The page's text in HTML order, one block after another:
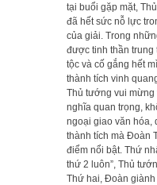
tại buổi gặp mặt,
đã hết sức nỗ lực
của giải. Trong
được tinh thần trung
tộc và cố gắng hết
thành tích vinh
Thủ tướng vui mừng
nghĩa quan trọng,
ngoại giao văn hóa,
thành tích mà Đoàn
điểm nổi bật. Thứ
thứ 2 luôn”, Thủ
Thứ hai, Đoàn giành